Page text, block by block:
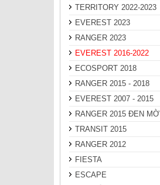
TERRITORY 2022-2023
EVEREST 2023
RANGER 2023
EVEREST 2016-2022
ECOSPORT 2018
RANGER 2015 - 2018
EVEREST 2007 - 2015
RANGER 2015 ĐEN MỜ
TRANSIT 2015
RANGER 2012
FIESTA
ESCAPE